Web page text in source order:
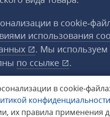
в
конфиденциальности
их правила применения
в
использования
. Мы используем
по ссылке
.
права защищены.